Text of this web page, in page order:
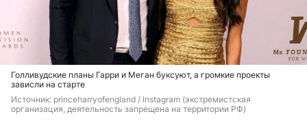
Голливудские планы Гарри и Меган буксуют, а громкие проекты
зависли на старте
Источник: princeharryofengland / Instagram (экстремистская
организация, деятельность запрещена на территории РФ)